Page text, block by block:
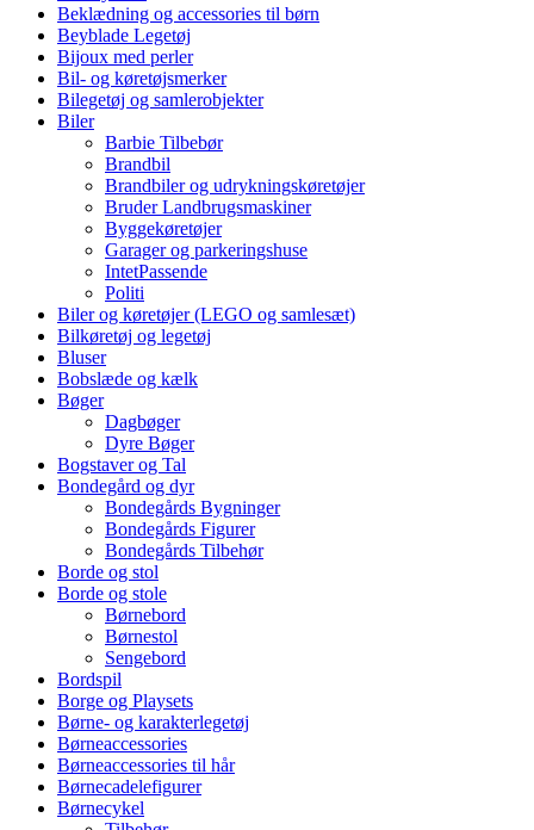
Beklædning og accessories til børn
Beyblade Legetøj
Bijoux med perler
Bil- og køretøjsmerker
Bilegetøj og samlerobjekter
Biler
Barbie Tilbebør
Brandbil
Brandbiler og udrykningskøretøjer
Bruder Landbrugsmaskiner
Byggekøretøjer
Garager og parkeringshuse
IntetPassende
Politi
Biler og køretøjer (LEGO og samlesæt)
Bilkøretøj og legetøj
Bluser
Bobslæde og kælk
Bøger
Dagbøger
Dyre Bøger
Bogstaver og Tal
Bondegård og dyr
Bondegårds Bygninger
Bondegårds Figurer
Bondegårds Tilbehør
Borde og stol
Borde og stole
Børnebord
Børnestol
Sengebord
Bordspil
Borge og Playsets
Børne- og karakterlegetøj
Børneaccessories
Børneaccessories til hår
Børnecadelefigurer
Børnecykel